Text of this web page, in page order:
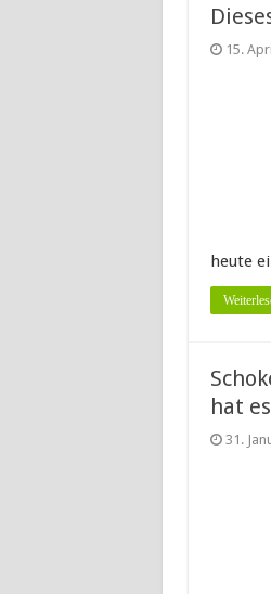
15.
heute
hat
31.